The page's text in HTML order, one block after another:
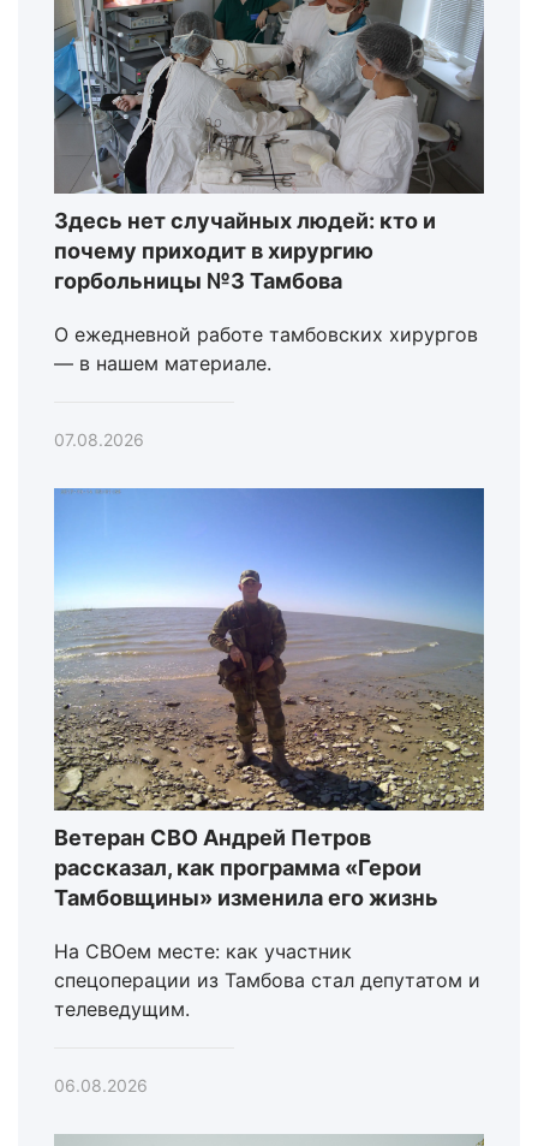
Здесь нет случайных людей: кто и
почему приходит в хирургию
горбольницы №3 Тамбова
О ежедневной работе тамбовских хирургов
— в нашем материале.
07.08.2026
Ветеран СВО Андрей Петров
рассказал, как программа «Герои
Тамбовщины» изменила его жизнь
На СВОем месте: как участник
спецоперации из Тамбова стал депутатом и
телеведущим.
06.08.2026